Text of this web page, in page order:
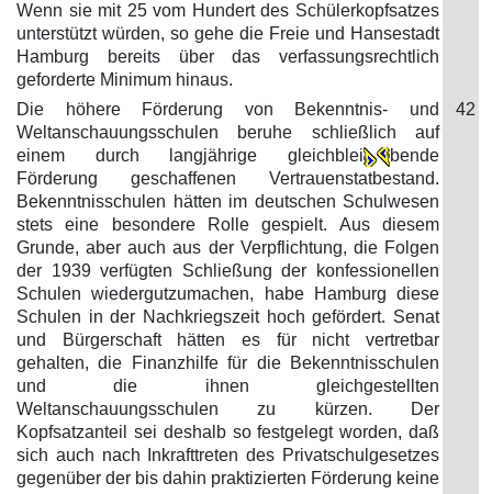
Wenn sie mit 25 vom Hundert des Schülerkopfsatzes
unterstützt würden, so gehe die Freie und Hansestadt
Hamburg bereits über das verfassungsrechtlich
geforderte Minimum hinaus.
Die höhere Förderung von Bekenntnis- und
Weltanschauungsschulen beruhe schließlich auf
einem durch langjährige gleichblei
bende
Förderung geschaffenen Vertrauenstatbestand.
Bekenntnisschulen hätten im deutschen Schulwesen
stets eine besondere Rolle gespielt. Aus diesem
Grunde, aber auch aus der Verpflichtung, die Folgen
der 1939 verfügten Schließung der konfessionellen
Schulen wiedergutzumachen, habe Hamburg diese
Schulen in der Nachkriegszeit hoch gefördert. Senat
und Bürgerschaft hätten es für nicht vertretbar
gehalten, die Finanzhilfe für die Bekenntnisschulen
und die ihnen gleichgestellten
Weltanschauungsschulen zu kürzen. Der
Kopfsatzanteil sei deshalb so festgelegt worden, daß
sich auch nach Inkrafttreten des Privatschulgesetzes
gegenüber der bis dahin praktizierten Förderung keine
42